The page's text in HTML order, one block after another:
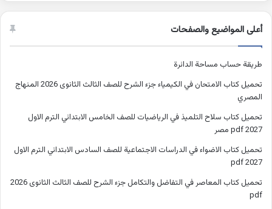
أعلى المواضيع والصفحات
طريقة حساب مساحة الدائرة
تحميل كتاب الامتحان في الكيمياء جزء الشرح للصف الثالث الثانوى 2026 المنهاج
المصري
تحميل كتاب سلاح التلميذ في الرياضيات للصف الخامس الابتدائي الترم الاول
2027 pdf مصر
تحميل كتاب الاضواء في الدراسات الاجتماعية للصف السادس الابتدائي الترم الاول
2027 pdf
تحميل كتاب المعاصر في التفاضل والتكامل جزء الشرح للصف الثالث الثانوى 2026
pdf